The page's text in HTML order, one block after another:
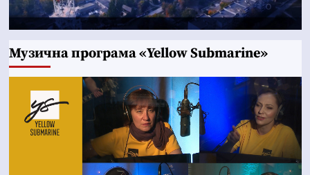
Музична програма «Yellow Submarine»